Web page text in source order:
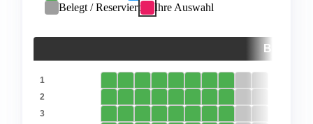
Belegt / Reserviert
Ihre Auswahl
BÜHNE
1
2
3